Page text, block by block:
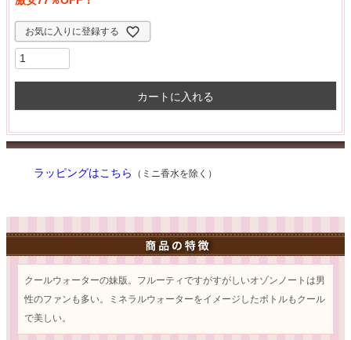
お気に入りに登録する
カートに入れる
ラッピングはこちら （ミニ香水を除く）
クールウォーターの妹版。フルーティですがすがしいオゾンノートは男
性のファンも多い。ミネラルウォーターをイメージしたボトルもクール
で美しい。